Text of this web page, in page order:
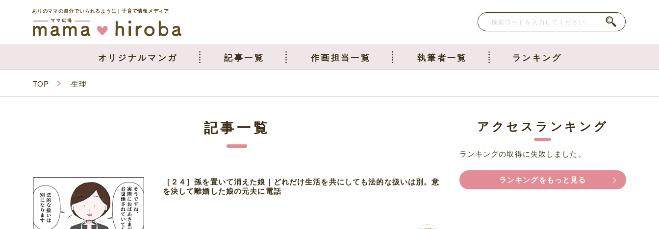
ありのママの自分でいられるように｜子育て情報メディア
オリジナルマンガ 記事一覧 作画担当一覧 執筆者一覧 ランキング
TOP 生理
記事一覧
［２４］孫を置いて消えた娘｜どれだけ生活を共にしても法的な扱いは別。意
を決して離婚した娘の元夫に電話
アクセスランキング
ランキングの取得に失敗しました。
ランキングをもっと見る